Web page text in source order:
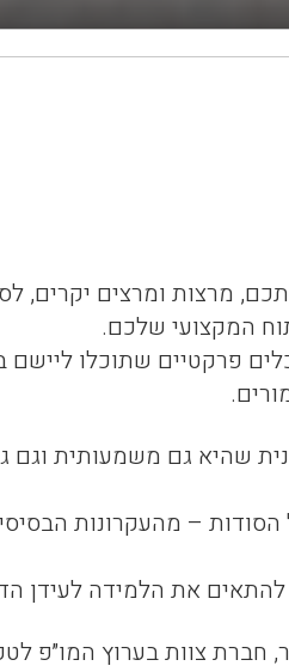
מרצות ומרצים יקרים,
המקצועי שלכם.
פרקטיים שתוכלו ליישם
שהיא גם משמעותית
– מהעקרונות
את הלמידה לעידן
חברת צוות בערוץ המו״פ